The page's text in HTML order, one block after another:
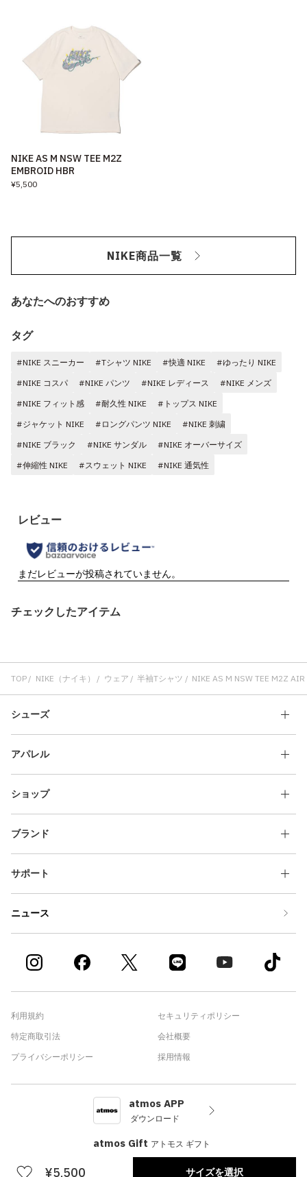
¥5,500 サイズを選択
NIKE AS M NSW TEE M2Z
EMBROID HBR
¥5,500
NIKE商品一覧
あなたへのおすすめ
タグ
#NIKE スニーカー #Tシャツ NIKE #快適 NIKE
#ゆったり NIKE
#NIKE コスパ
#NIKE パンツ #NIKE レディース
#NIKE メンズ
#NIKE フィット感
#耐久性 NIKE
#トップス NIKE
#ジャケット NIKE
#ロングパンツ NIKE
#NIKE 刺繍
#NIKE ブラック
#NIKE サンダル
#NIKE オーバーサイズ
#伸縮性 NIKE
#スウェット NIKE #NIKE 通気性
チェックしたアイテム
TOP NIKE（ナイキ） ウェア 半袖Tシャツ NIKE AS M NSW TEE M2Z AIR
シューズ
アパレル
ショップ
ブランド
サポート
ニュース
利用規約
特定商取引法
プライバシーポリシー
セキュリティポリシー
会社概要
採用情報
atmos APP
ダウンロード
atmos Gift アトモス ギフト